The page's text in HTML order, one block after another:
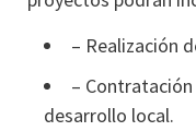
– Realización
–
desarrollo local.